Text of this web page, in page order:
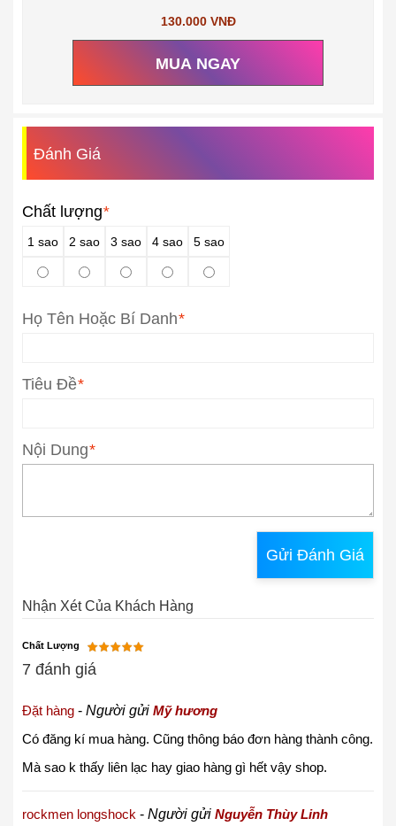
130.000 VNĐ
MUA NGAY
Đánh Giá
Chất lượng*
1 sao 2 sao 3 sao 4 sao 5 sao
*
Họ Tên Hoặc Bí Danh
*
Tiêu Đề
*
Nội Dung
Gửi Đánh Giá
Nhận Xét Của Khách Hàng
Chất Lượng
7 đánh giá
Đặt hàng - Người gửi Mỹ hương
Có đăng kí mua hàng. Cũng thông báo đơn hàng thành công.
Mà sao k thấy liên lạc hay giao hàng gì hết vậy shop.
rockmen longshock - Người gửi Nguyễn Thùy Linh